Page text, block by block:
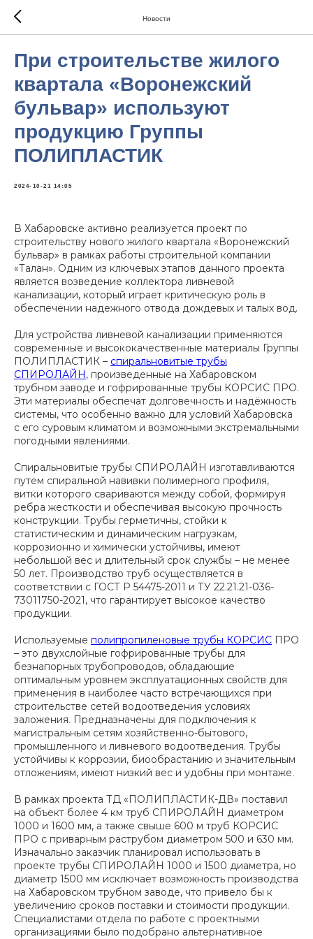
Новости
При строительстве жилого
квартала «Воронежский
бульвар» используют
продукцию Группы
ПОЛИПЛАСТИК
2024-10-21 14:05
В Хабаровске активно реализуется проект по
строительству нового жилого квартала «Воронежский
бульвар» в рамках работы строительной компании
«Талан». Одним из ключевых этапов данного проекта
является возведение коллектора ливневой
канализации, который играет критическую роль в
обеспечении надежного отвода дождевых и талых вод.
Для устройства ливневой канализации применяются
современные и высококачественные материалы Группы
ПОЛИПЛАСТИК – спиральновитые трубы
СПИРОЛАЙН, произведенные на Хабаровском
трубном заводе и гофрированные трубы КОРСИС ПРО.
Эти материалы обеспечат долговечность и надёжность
системы, что особенно важно для условий Хабаровска
с его суровым климатом и возможными экстремальными
погодными явлениями.
Спиральновитые трубы СПИРОЛАЙН изготавливаются
путем спиральной навивки полимерного профиля,
витки которого свариваются между собой, формируя
ребра жесткости и обеспечивая высокую прочность
конструкции. Трубы герметичны, стойки к
статистическим и динамическим нагрузкам,
коррозионно и химически устойчивы, имеют
небольшой вес и длительный срок службы – не менее
50 лет. Производство труб осуществляется в
соответствии с ГОСТ Р 54475-2011 и ТУ 22.21.21-036-
73011750-2021, что гарантирует высокое качество
продукции.
Используемые полипропиленовые трубы КОРСИС ПРО
– это двухслойные гофрированные трубы для
безнапорных трубопроводов, обладающие
оптимальным уровнем эксплуатационных свойств для
применения в наиболее часто встречающихся при
строительстве сетей водоотведения условиях
заложения. Предназначены для подключения к
магистральным сетям хозяйственно-бытового,
промышленного и ливневого водоотведения. Трубы
устойчивы к коррозии, биообрастанию и значительным
отложениям, имеют низкий вес и удобны при монтаже.
В рамках проекта ТД «ПОЛИПЛАСТИК-ДВ» поставил
на объект более 4 км труб СПИРОЛАЙН диаметром
1000 и 1600 мм, а также свыше 600 м труб КОРСИС
ПРО с приварным раструбом диаметром 500 и 630 мм.
Изначально заказчик планировал использовать в
проекте трубы СПИРОЛАЙН 1000 и 1500 диаметра, но
диаметр 1500 мм исключает возможность производства
на Хабаровском трубном заводе, что привело бы к
увеличению сроков поставки и стоимости продукции.
Специалистами отдела по работе с проектными
организациями было подобрано альтернативное